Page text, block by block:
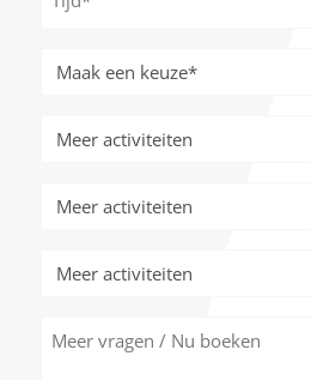
slash
Meer
activiteiten
Meer
activiteiten
Meer
activiteiten
Meer
activiteiten
Meer
vragen